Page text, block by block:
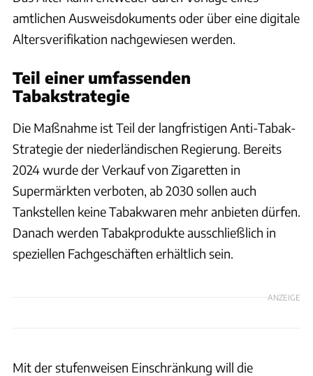
amtlichen Ausweisdokuments oder über eine digitale
Altersverifikation nachgewiesen werden.
Teil einer umfassenden
Tabakstrategie
Die Maßnahme ist Teil der langfristigen Anti-Tabak-
Strategie der niederländischen Regierung. Bereits
2024 wurde der Verkauf von Zigaretten in
Supermärkten verboten, ab 2030 sollen auch
Tankstellen keine Tabakwaren mehr anbieten dürfen.
Danach werden Tabakprodukte ausschließlich in
speziellen Fachgeschäften erhältlich sein.
ANZEIGE
Mit der stufenweisen Einschränkung will die